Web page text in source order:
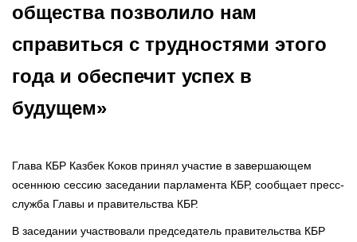
общества позволило нам
справиться с трудностями этого
года и обеспечит успех в
будущем»
Глава КБР Казбек Коков принял участие в завершающем
осеннюю сессию заседании парламента КБР, сообщает пресс-
служба Главы и правительства КБР.
В заседании участвовали председатель правительства КБР